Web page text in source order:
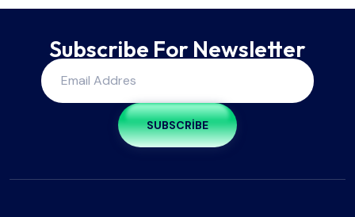
Subscribe For Newsletter
SUBSCRIBE